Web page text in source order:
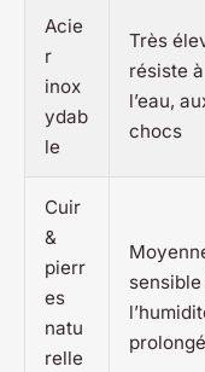
Acie
r
inox
ydab
le
Très
résiste à
l’eau,
chocs
Cuir
&
pierr
es
natu
relle
sensible